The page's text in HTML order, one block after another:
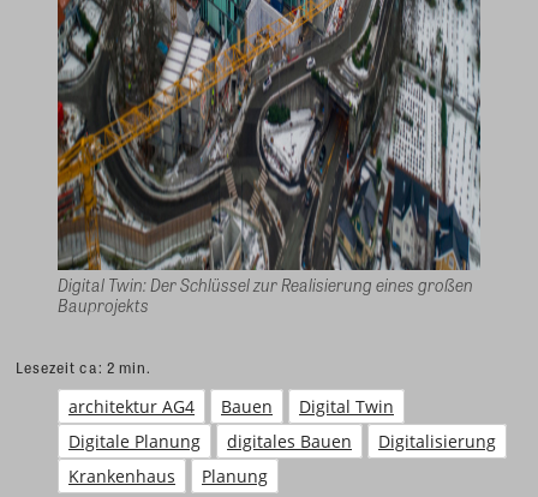
Digital Twin: Der Schlüssel zur Realisierung eines großen
Bauprojekts
Lesezeit ca: 2 min.
architektur AG4 Bauen
Digital Twin
Digitale Planung
digitales Bauen
Digitalisierung
Krankenhaus
Planung